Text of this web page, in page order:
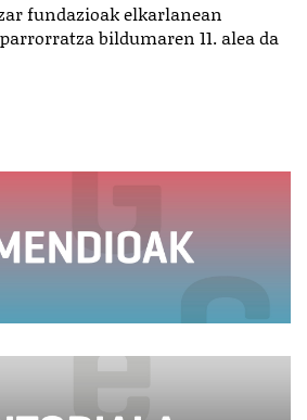
fundazioak elkarlanean
bildumaren 11. alea da